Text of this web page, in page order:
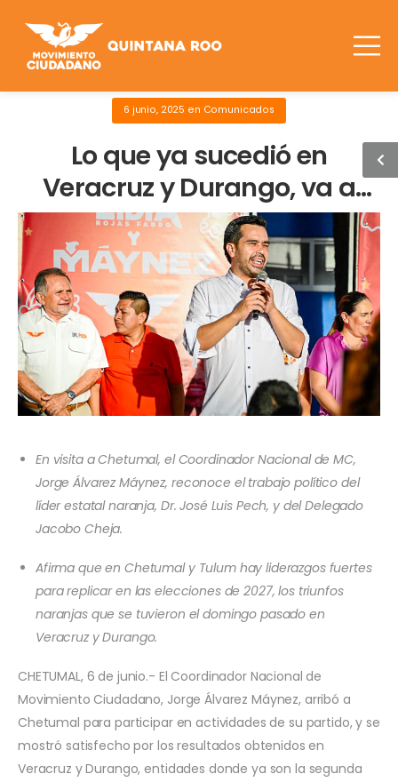
6 junio, 2025 en Comunicados
Lo que ya sucedió en
Veracruz y Durango, va a
suceder en Quintana Roo:
Máynez
En visita a Chetumal, el Coordinador Nacional de MC,
Jorge Álvarez Máynez, reconoce el trabajo político del
líder estatal naranja, Dr. José Luis Pech, y del Delegado
Jacobo Cheja.
Afirma que en Chetumal y Tulum hay liderazgos fuertes
para replicar en las elecciones de 2027, los triunfos
naranjas que se tuvieron el domingo pasado en
Veracruz y Durango.
CHETUMAL, 6 de junio.- El Coordinador Nacional de
Movimiento Ciudadano, Jorge Álvarez Máynez, arribó a
Chetumal para participar en actividades de su partido, y se
mostró satisfecho por los resultados obtenidos en
Veracruz y Durango, entidades donde ya son la segunda